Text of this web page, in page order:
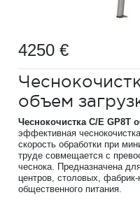
4250 €
объем
Чеснокочистка C/E GP8T
эффективная
скорость обработки при
труде совмещается с
чеснока. Предназначена
центров, столовых, фабрик-
общественного питания.